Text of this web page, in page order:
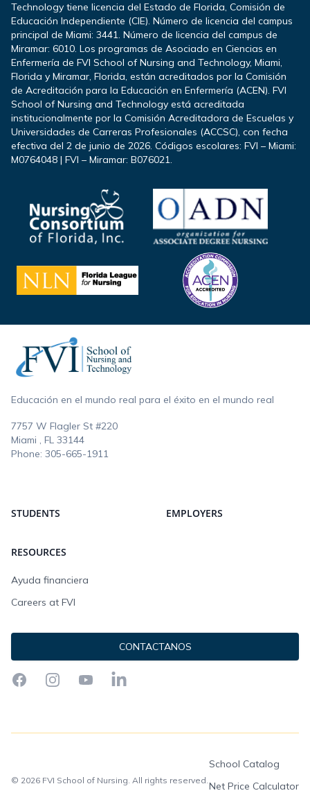
Technology tiene licencia del Estado de Florida, Comisión de
Educación Independiente (CIE). Número de licencia del campus
principal de Miami: 3441. Número de licencia del campus de
Miramar: 6010. Los programas de Asociado en Ciencias en
Enfermería de FVI School of Nursing and Technology, Miami,
Florida y Miramar, Florida, están acreditados por la Comisión
de Acreditación para la Educación en Enfermería (ACEN). FVI
School of Nursing and Technology está acreditada
institucionalmente por la Comisión Acreditadora de Escuelas y
Universidades de Carreras Profesionales (ACCSC), con fecha
efectiva del 2 de junio de 2026. Códigos escolares: FVI – Miami:
M0764048 | FVI – Miramar: B076021.
Educación en el mundo real para el éxito en el mundo real
7757 W Flagler St #220
Miami , FL 33144
Phone: 305-665-1911
STUDENTS EMPLOYERS
RESOURCES
Ayuda financiera
Careers at FVI
CONTACTANOS
FacebookInstagramYouTubeLinkedIn
© 2026 FVI School of Nursing. All rights reserved.
School Catalog
Net Price Calculator